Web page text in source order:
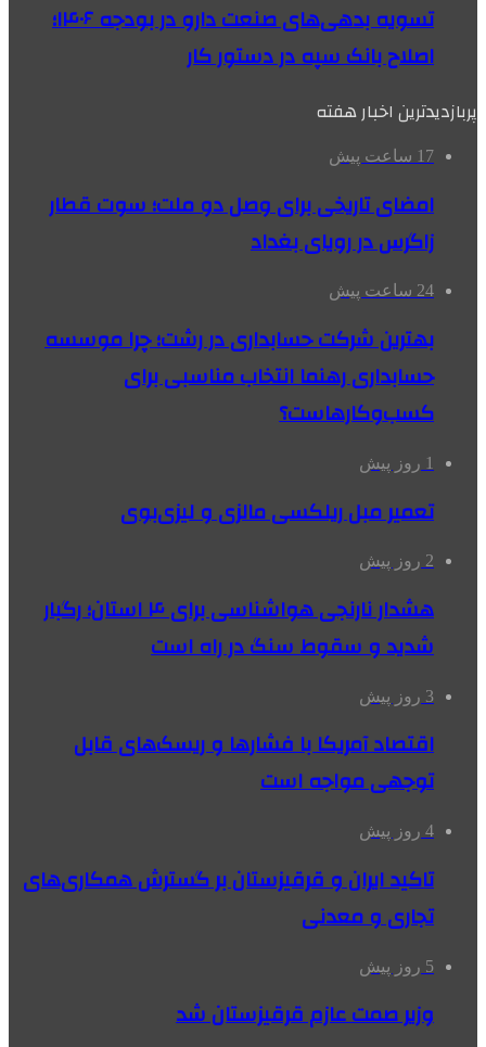
تسویه بدهی‌های صنعت دارو در بودجه ۱۴۰۶؛
اصلاح بانک سپه در دستور کار
پربازدیدترین اخبار هفته
17 ساعت پیش
امضای تاریخی برای وصل دو ملت؛ سوت قطار
زاگرس در رویای بغداد
24 ساعت پیش
بهترین شرکت حسابداری در رشت؛ چرا موسسه
حسابداری رهنما انتخاب مناسبی برای
کسب‌وکارهاست؟
1 روز پیش
تعمیر مبل ریلکسی مالزی و لیزی‌بوی
2 روز پیش
هشدار نارنجی هواشناسی برای ۴ استان؛ رگبار
شدید و سقوط سنگ در راه است
3 روز پیش
اقتصاد آمریکا با فشارها و ریسک‌های قابل
توجهی مواجه است
4 روز پیش
تاکید ایران و قرقیزستان بر گسترش همکاری‌های
تجاری و معدنی
5 روز پیش
وزیر صمت عازم قرقیزستان شد